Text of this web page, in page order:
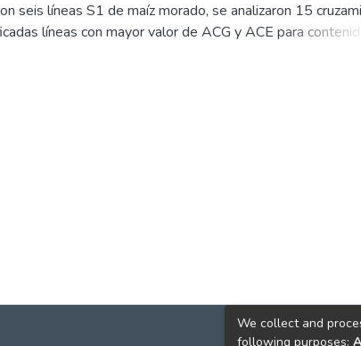
seis líneas S1 de maíz morado, se analizaron 15
líneas con mayor valor de ACG y ACE para
We collect and
following purposes: